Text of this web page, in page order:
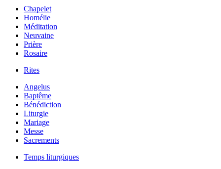
Chapelet
Homélie
Méditation
Neuvaine
Prière
Rosaire
Rites
Angelus
Baptême
Bénédiction
Liturgie
Mariage
Messe
Sacrements
Temps liturgiques